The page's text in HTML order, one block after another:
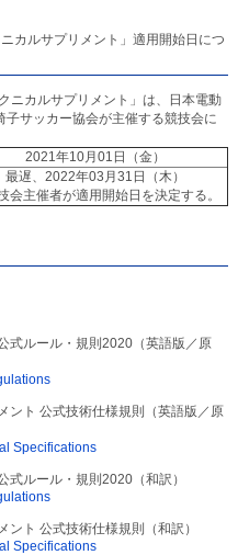
カルサプリメント」適用開始日につ
ニカルサプリメント」は、日本電動
サッカー協会が主催する競技会に
2021年10月01日（金）
最遅、2022年03月31日（木）
会主催者が適用開始日を決定する。
式ルール・規則2020（英語版／原
ト 公式技術仕様規則（英語版／原
Specifications
ルール・規則2020（和訳）
ト 公式技術仕様規則（和訳）
Specifications